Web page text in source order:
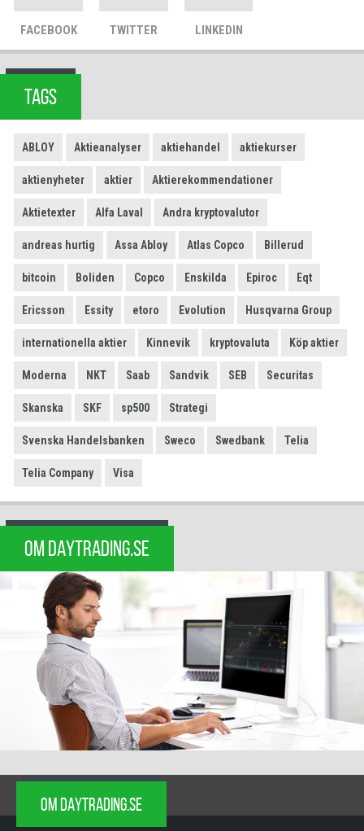
FACEBOOK TWITTER LINKEDIN
TAGS
ABLOY Aktieanalyser aktiehandel aktiekurser
aktienyheter aktier Aktierekommendationer
Aktietexter Alfa Laval Andra kryptovalutor
andreas hurtig Assa Abloy Atlas Copco Billerud
bitcoin Boliden Copco Enskilda Epiroc Eqt
Ericsson Essity etoro Evolution Husqvarna Group
internationella aktier Kinnevik kryptovaluta Köp aktier
Moderna NKT Saab Sandvik SEB Securitas
Skanska SKF sp500 Strategi
Svenska Handelsbanken Sweco Swedbank Telia
Telia Company Visa
OM DAYTRADING.SE
OM DAYTRADING.SE